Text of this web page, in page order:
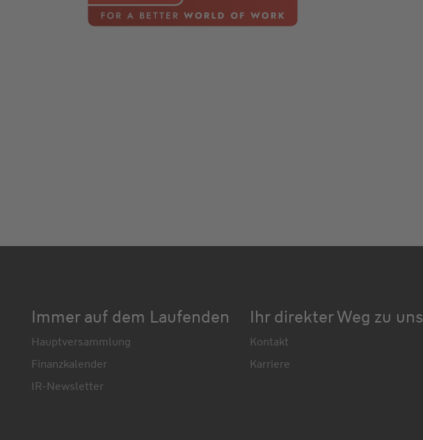
Immer auf dem Laufenden
Hauptversammlung
Finanzkalender
IR-Newsletter
Ihr direkter Weg zu uns
Kontakt
Karriere